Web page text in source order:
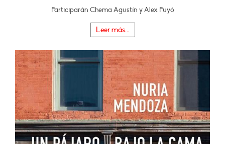
Participarán Chema Agustín y Alex Puyó
Leer más...